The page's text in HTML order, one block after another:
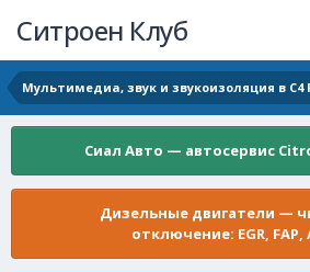
Ситроен Клуб
Мультимедиа, звук и звукоизоляция в C4
Сиал Авто — автосервис
Дизельные двигатели —
отключение: EGR, FAP,